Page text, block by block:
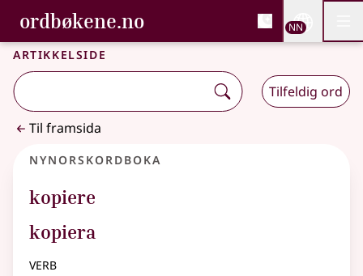
Gå til hovudinnhald
Tilgjenge
ordbøkene.no, Bokmålsordboka og
Bokmålsordboka og Nynorskordboka
NN
Artikkelside
Tilfeldig ord
Til framsida
Nynorskordboka
kopiere
kopiera
verb